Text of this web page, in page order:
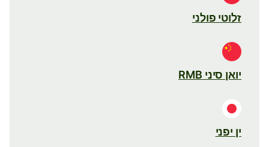
זלוטי פולני
יואן סיני RMB
ין יפני